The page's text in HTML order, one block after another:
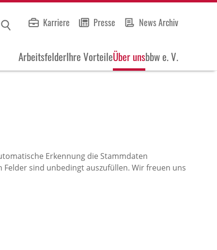
Karriere Presse News Archiv
ArbeitsfelderIhre VorteileÜber unsbbw e. V.
Erkennung die Stammdaten
sind unbedingt auszufüllen. Wir freuen uns